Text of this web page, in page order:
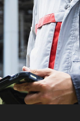
とは
事業
グ事業